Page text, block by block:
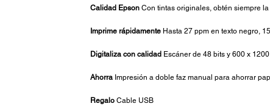
Calidad EpsonCon tintas originales, obtén siempre
Imprime rápidamenteHasta 27 ppm en texto negro,
Digitaliza con calidad Escáner de 48 bits y 600 x
AhorraImpresión a doble faz manual para ahorrar
RegaloCable USB